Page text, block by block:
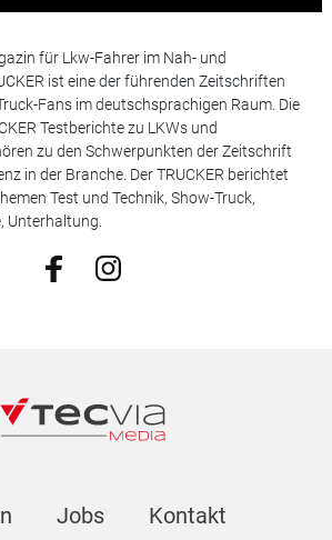
für Lkw-Fahrer im Nah- und
ist eine der führenden Zeitschriften
Fans im deutschsprachigen Raum. Die
Testberichte zu LKWs und
zu den Schwerpunkten der Zeitschrift
in der Branche. Der TRUCKER berichtet
Test und Technik, Show-Truck,
Unterhaltung.
Jobs Kontakt